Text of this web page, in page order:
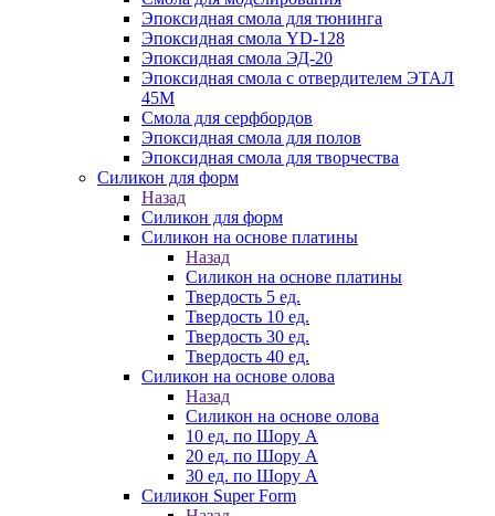
Эпоксидная смола для тюнинга
Эпоксидная смола YD-128
Эпоксидная смола ЭД-20
Эпоксидная смола с отвердителем ЭТАЛ
45М
Смола для серфбордов
Эпоксидная смола для полов
Эпоксидная смола для творчества
Силикон для форм
Назад
Силикон для форм
Силикон на основе платины
Назад
Силикон на основе платины
Твердость 5 ед.
Твердость 10 ед.
Твердость 30 ед.
Твердость 40 ед.
Силикон на основе олова
Назад
Силикон на основе олова
10 ед. по Шору А
20 ед. по Шору А
30 ед. по Шору А
Силикон Super Form